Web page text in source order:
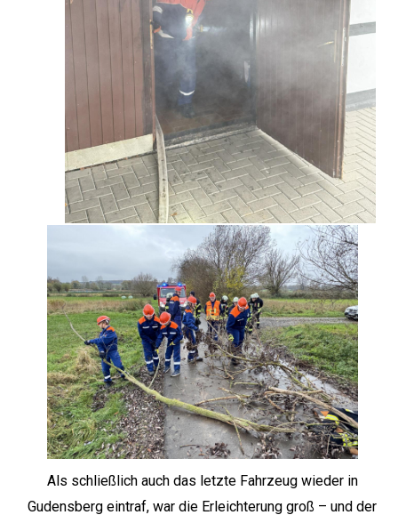
Als schließlich auch das letzte Fahrzeug wieder in
Gudensberg eintraf, war die Erleichterung groß – und der